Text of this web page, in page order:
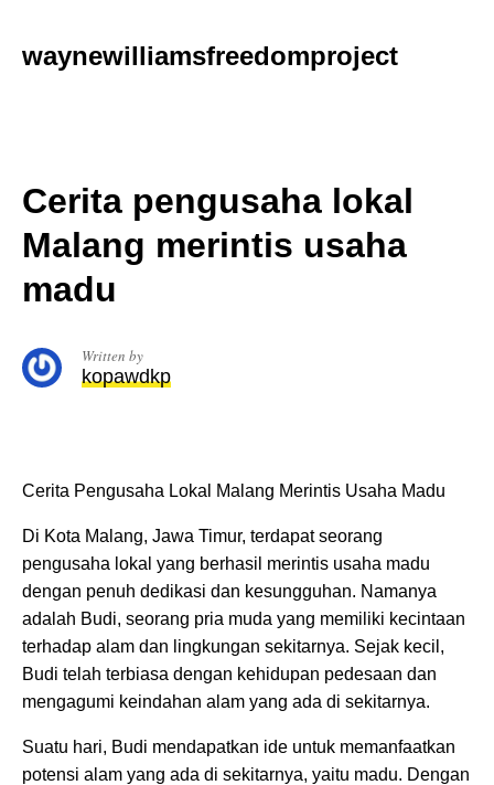
content
waynewilliamsfreedomproject
Cerita pengusaha lokal
Malang merintis usaha
madu
Written by
kopawdkp
Cerita Pengusaha Lokal Malang Merintis Usaha Madu
Di Kota Malang, Jawa Timur, terdapat seorang
pengusaha lokal yang berhasil merintis usaha madu
dengan penuh dedikasi dan kesungguhan. Namanya
adalah Budi, seorang pria muda yang memiliki kecintaan
terhadap alam dan lingkungan sekitarnya. Sejak kecil,
Budi telah terbiasa dengan kehidupan pedesaan dan
mengagumi keindahan alam yang ada di sekitarnya.
Suatu hari, Budi mendapatkan ide untuk memanfaatkan
potensi alam yang ada di sekitarnya, yaitu madu. Dengan